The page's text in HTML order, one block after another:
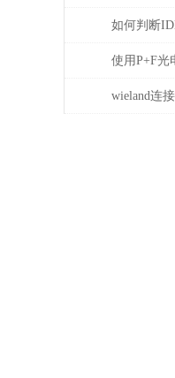
的规程
如何判断
维修或更
使用P+F光
问题？
wieland连